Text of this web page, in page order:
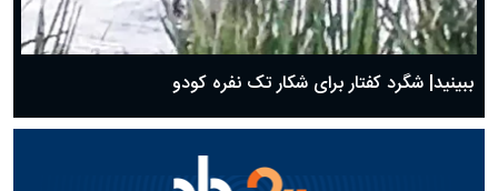
ببینید| شگرد کفتار برای شکار تک نفره کودو